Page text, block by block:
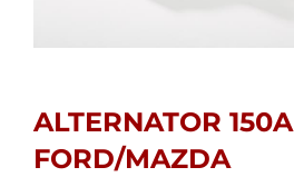
ALTERNATOR 150A
FORD/MAZDA